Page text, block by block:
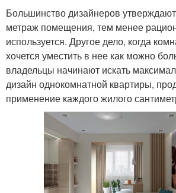
Большинство дизайнеров
метраж помещения, тем менее
используется. Другое дело, когда
хочется уместить в нее как можно
владельцы начинают искать
дизайн однокомнатной квартиры,
применение каждого жилого